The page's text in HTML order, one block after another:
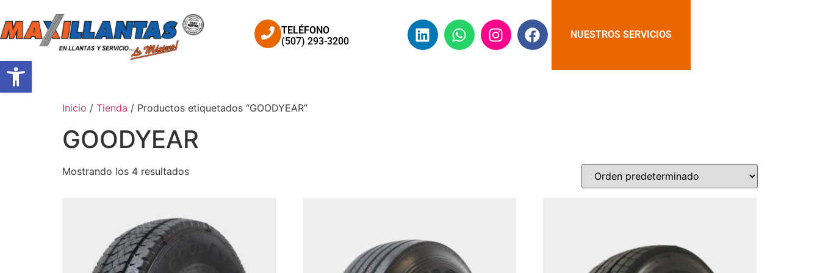
Abrir barra de herramientas
TELÉFONO
(507) 293-3200
NUESTROS SERVICIOS
Inicio / Tienda / Productos etiquetados “GOODYEAR”
GOODYEAR
Mostrando los 4 resultados